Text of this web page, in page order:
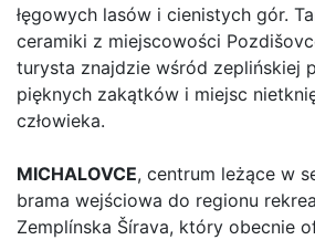
łęgowych lasów i cienistych gór.
ceramiki z miejscowości
turysta znajdzie wśród zeplińskiej
pięknych zakątków i miejsc
człowieka.
MICHALOVCE, centrum leżące w
brama wejściowa do regionu
Zemplínska Šírava, który obecnie